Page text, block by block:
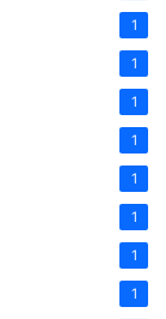
1
1
1
1
1
1
1
1